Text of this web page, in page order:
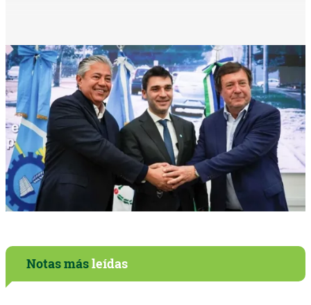
Notas másleídas